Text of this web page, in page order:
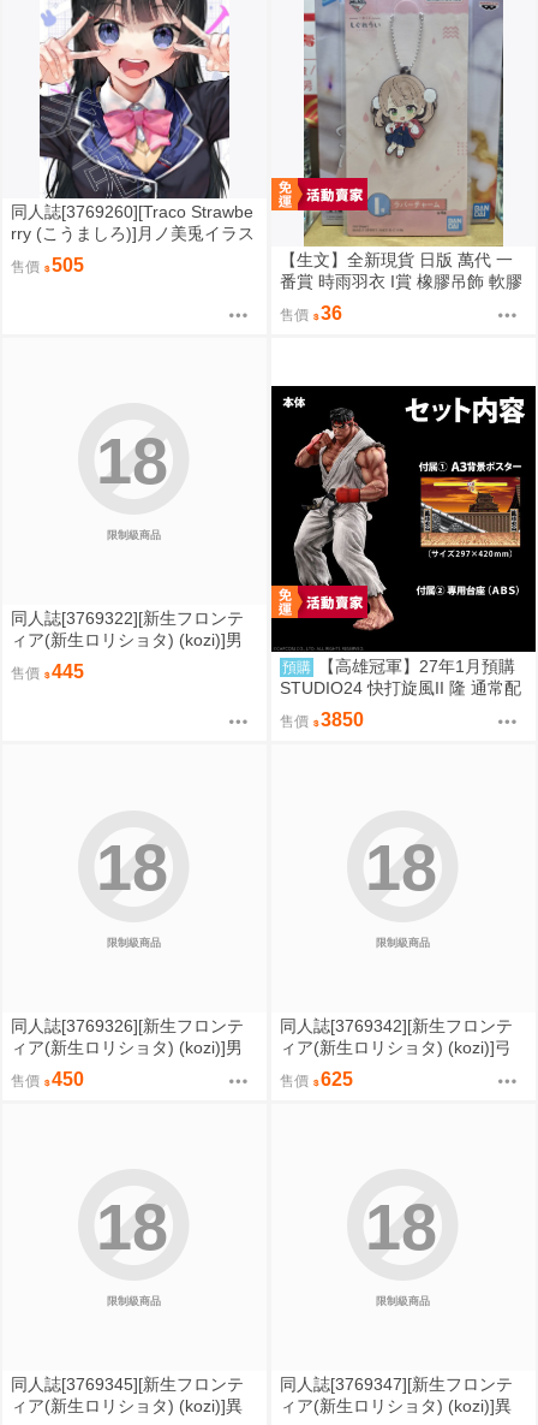
同人誌[3769260][Traco Strawbe
rry (こうましろ)]月ノ美兎イラス
ト本 (彩虹社)
售價 505
【生文】全新現貨 日版 萬代 一
番賞 時雨羽衣 I賞 橡膠吊飾 軟膠
吊飾（4）時雨羽衣（しぐれう
い）
售價 36
限制級商品
18
同人誌[3769322][新生フロンテ
ィア(新生ロリショタ) (kozi)]男
の娘NTR●●カラオケ (偽娘)
售價 445 預購
【高雄冠軍】27年1月預購
STUDIO24 快打旋風II 隆 通常配
色 完成品 高約18公分 免訂金082
1
售價 3850
限制級商品
18
同人誌[3769326][新生フロンテ
ィア(新生ロリショタ) (kozi)]男
の娘NTR撮影会 (偽娘)
售價 450
限制級商品
18
同人誌[3769342][新生フロンテ
ィア(新生ロリショタ) (kozi)]弓
道男子×メス堕ち●●総集編先輩に
恋愛禁止ルールではめられトイ
售價 625
限制級商品
18
同人誌[3769345][新生フロンテ
ィア(新生ロリショタ) (kozi)]異
限制級商品
18
同人誌[3769347][新生フロンテ
ィア(新生ロリショタ) (kozi)]異